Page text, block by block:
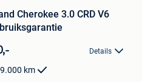
Cherokee 3.0 CRD V6
Details
km